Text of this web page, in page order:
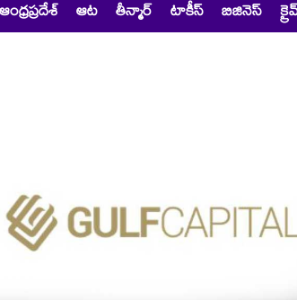
ఆంధ్రప్రదేశ్ ఆట తీన్మార్ టాకీస్ బిజినెస్